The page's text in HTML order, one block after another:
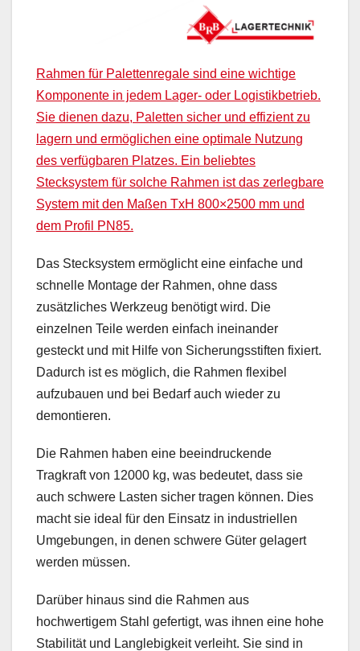
Rahmen für Palettenregale sind eine wichtige
Komponente in jedem Lager- oder Logistikbetrieb.
Sie dienen dazu, Paletten sicher und effizient zu
lagern und ermöglichen eine optimale Nutzung
des verfügbaren Platzes. Ein beliebtes
Stecksystem für solche Rahmen ist das zerlegbare
System mit den Maßen TxH 800×2500 mm und
dem Profil PN85.
Das Stecksystem ermöglicht eine einfache und
schnelle Montage der Rahmen, ohne dass
zusätzliches Werkzeug benötigt wird. Die
einzelnen Teile werden einfach ineinander
gesteckt und mit Hilfe von Sicherungsstiften fixiert.
Dadurch ist es möglich, die Rahmen flexibel
aufzubauen und bei Bedarf auch wieder zu
demontieren.
Die Rahmen haben eine beeindruckende
Tragkraft von 12000 kg, was bedeutet, dass sie
auch schwere Lasten sicher tragen können. Dies
macht sie ideal für den Einsatz in industriellen
Umgebungen, in denen schwere Güter gelagert
werden müssen.
Darüber hinaus sind die Rahmen aus
hochwertigem Stahl gefertigt, was ihnen eine hohe
Stabilität und Langlebigkeit verleiht. Sie sind in